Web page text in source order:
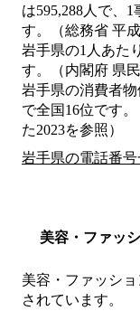
は595,288人で、
す。（総務省 平
岩手県の1人あた
す。（内閣府 県
岩手県の消費者
で全国16位です
た2023を参照）
岩手県の電話番
美容・ファッ
美容・ファッシ
されています。